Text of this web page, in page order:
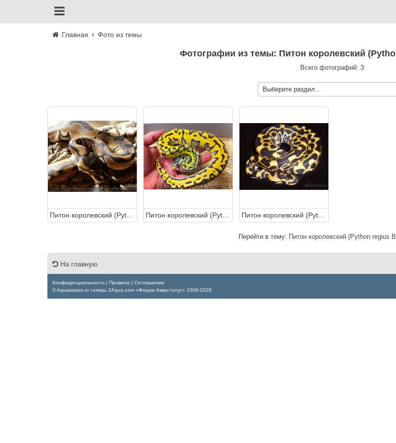
Главная Фото из темы
Фотографии из темы: Питон королевский
Всего фотографий: 3
Перейти в тему: Питон королевский (Python regius
На главную
Конфиденциальность Правила
Соглашение
© Aquastatus.ru теперь 2Aqua.com «Форум Аквастатус» 2009-2026